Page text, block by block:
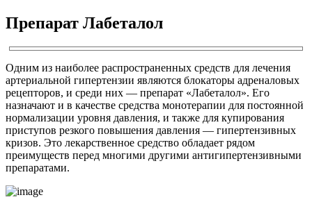
Препарат Лабеталол
Одним из наиболее распространенных средств для лечения
артериальной гипертензии являются блокаторы адреналовых
рецепторов, и среди них — препарат «Лабеталол». Его
назначают и в качестве средства монотерапии для постоянной
нормализации уровня давления, и также для купирования
приступов резкого повышения давления — гипертензивных
кризов. Это лекарственное средство обладает рядом
преимуществ перед многими другими антигипертензивными
препаратами.